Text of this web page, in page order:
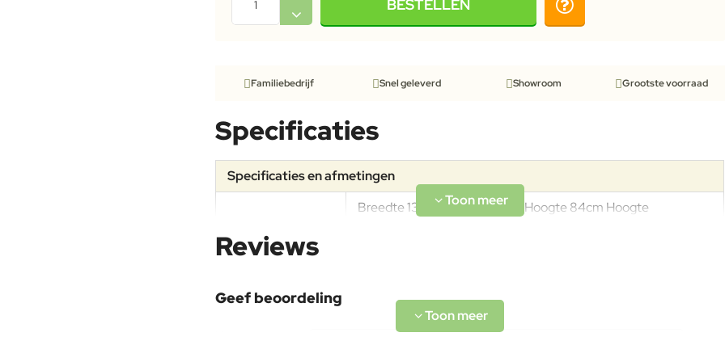
BESTELLEN
Familiebedrijf Snel geleverd Showroom Grootste voorraad
Specificaties
Specificaties en afmetingen
Specificaties
Breedte 132cm Diepte 86cm Hoogte 84cm Hoogte
Materiaal
Bamboe is een snelgroeiend materiaal dat wordt verzameld
Reviews
Geef beoordeling